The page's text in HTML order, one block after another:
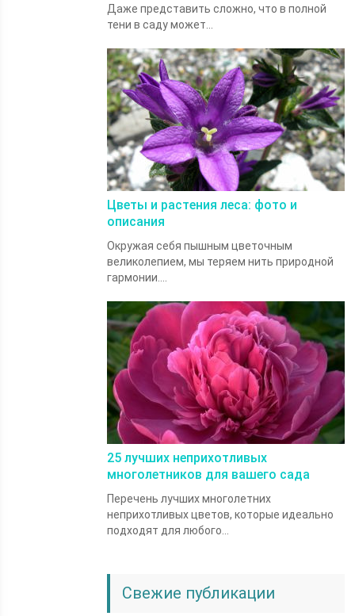
Даже представить сложно, что в полной
тени в саду может...
Цветы и растения леса: фото и
описания
Окружая себя пышным цветочным
великолепием, мы теряем нить природной
гармонии....
25 лучших неприхотливых
многолетников для вашего сада
Перечень лучших многолетних
неприхотливых цветов, которые идеально
подходят для любого...
Свежие публикации